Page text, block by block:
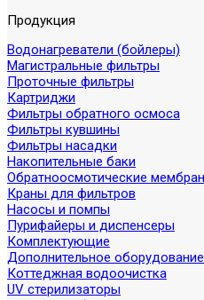
Продукция
Водонагреватели (бойлеры)
Магистральные фильтры
Проточные фильтры
Картриджи
Фильтры обратного осмоса
Фильтры кувшины
Фильтры насадки
Накопительные баки
Обратноосмотические
Краны для фильтров
Насосы и помпы
Пурифайеры и диспенсеры
Комплектующие
Дополнительное
Коттеджная водоочистка
UV стерилизаторы